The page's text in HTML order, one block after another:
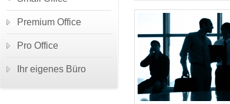
Premium Office
Pro Office
Ihr eigenes Büro